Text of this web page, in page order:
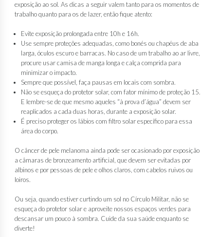
exposição ao sol. As dicas a seguir valem tanto para os momentos de
trabalho quanto para os de lazer, então fique atento:
Evite exposição prolongada entre 10h e 16h.
Use sempre proteções adequadas, como bonés ou chapéus de aba
larga, óculos escuro e barracas. No caso de um trabalho ao ar livre,
procure usar camisa de manga longa e calça comprida para
minimizar o impacto.
Sempre que possível, faça pausas em locais com sombra.
Não se esqueça do protetor solar, com fator mínimo de proteção 15.
E lembre-se de que mesmo aqueles “à prova d’água” devem ser
reaplicados a cada duas horas, durante a exposição solar.
É preciso proteger os lábios com filtro solar específico para essa
área do corpo.
O câncer de pele melanoma ainda pode ser ocasionado por exposição
a câmaras de bronzeamento artificial, que devem ser evitadas por
albinos e por pessoas de pele e olhos claros, com cabelos ruivos ou
loiros.
Ou seja, quando estiver curtindo um sol no Círculo Militar, não se
esqueça do protetor solar e aproveite nossos espaços verdes para
descansar um pouco à sombra. Cuide da sua saúde enquanto se
diverte!